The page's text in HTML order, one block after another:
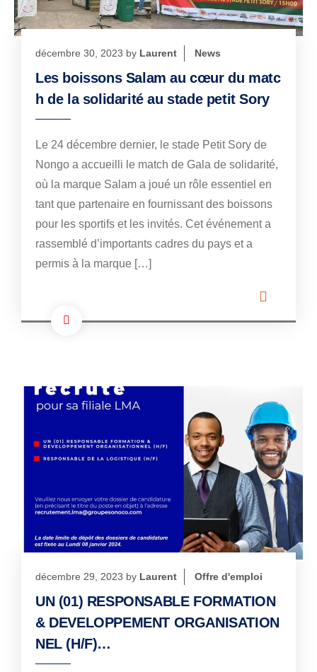
décembre 30, 2023 by Laurent News
Les boissons Salam au cœur du matc
h de la solidarité au stade petit Sory
Le 24 décembre dernier, le stade Petit Sory de
Nongo a accueilli le match de Gala de solidarité,
où la marque Salam a joué un rôle essentiel en
tant que partenaire en fournissant des boissons
pour les sportifs et les invités. Cet événement a
rassemblé d’importants cadres du pays et a
permis à la marque […]
décembre 29, 2023 by Laurent Offre d'emploi
UN (01) RESPONSABLE FORMATION
& DEVELOPPEMENT ORGANISATION
NEL (H/F)…